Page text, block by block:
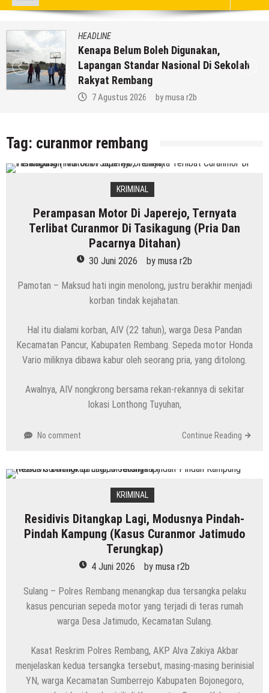
HEADLINE
Kenapa Belum Boleh Digunakan,
Lapangan Standar Nasional Di Sekolah
Rakyat Rembang
7 Agustus 2026 bymusa r2b
Tag: curanmor rembang
KRIMINAL
Perampasan Motor Di Japerejo, Ternyata
Terlibat Curanmor Di Tasikagung (Pria Dan
Pacarnya Ditahan)
30 Juni 2026 by musa r2b
Pamotan – Maksud hati ingin menolong, justru berakhir menjadi
korban tindak kejahatan.
Hal itu dialami korban, AIV (22 tahun), warga Desa Pandan
Kecamatan Pancur, Kabupaten Rembang. Sepeda motor Honda
Vario miliknya dibawa kabur oleh seorang pria, yang ditolong.
Awalnya, AIV nongkrong bersama rekan-rekannya di sekitar
lokasi Lonthong Tuyuhan,
No comment Continue Reading
KRIMINAL
Residivis Ditangkap Lagi, Modusnya Pindah-
Pindah Kampung (Kasus Curanmor Jatimudo
Terungkap)
4 Juni 2026 by musa r2b
Sulang – Polres Rembang menangkap dua tersangka pelaku
kasus pencurian sepeda motor yang terjadi di teras rumah
warga Desa Jatimudo, Kecamatan Sulang.
Kasat Reskrim Polres Rembang, AKP Alva Zakiya Akbar
menjelaskan kedua tersangka tersebut, masing-masing berinisial
YN, warga Kecamatan Sumberrejo Kabupaten Bojonegoro,